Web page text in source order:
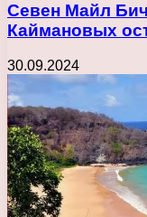
Севен Майл
Каймановых
30.09.2024